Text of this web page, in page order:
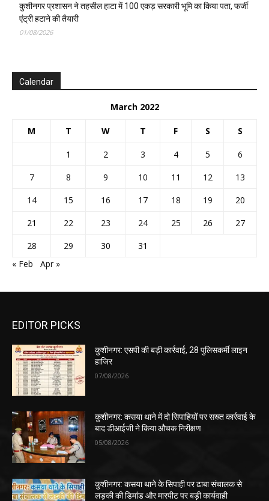
कुशीनगर प्रशासन ने तहसील हाटा में 100 एकड़ सरकारी भूमि का किया पता, फर्जी
एंट्री हटाने की तैयारी
01/08/2026
Calendar
March 2022
M T W T F S S
1 2 3 4 5
6
7
8 9 10 11 12
13
14
15 16 17 18 19
20
21
22 23 24 25 26
27
28
29 30
31
« Feb
Apr »
EDITOR PICKS
कुशीनगर: एसपी की बड़ी कार्रवाई, 28 पुलिसकर्मी लाइन
हाजिर
07/08/2026
कुशीनगर: कसया थाने में दो सिपाहियों पर सख्त कार्रवाई के
बाद डीआईजी ने किया औचक निरीक्षण
05/08/2026
कुशीनगर: कसया थाने के सिपाही पर ढाबा संचालक से
लड़की की डिमांड और मारपीट पर बड़ी कार्यवाही